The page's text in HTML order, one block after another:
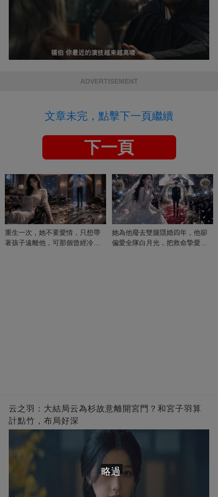
ADVERTISEMENT
文章未完，點擊下一頁繼續
下一頁
重生一次，她不要愛情，只想帶
著孩子遠離他，可那個曾經冷漠
她為他廢去雙腿隱婚四年，他卻
偏愛全隊白月光，把救命摯愛當
云之羽：大結局云為杉故意離開宮門？和宮子羽算
計點竹，布局好深
略過